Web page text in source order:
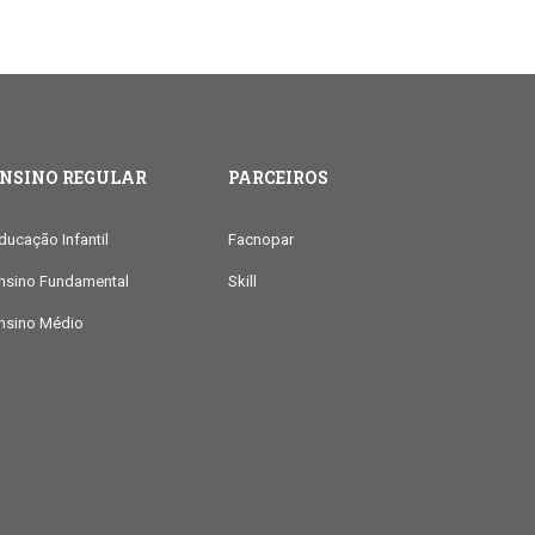
REGULAR
Infantil
Fundamental
Médio
PARCEIROS
Facnopar
Skill